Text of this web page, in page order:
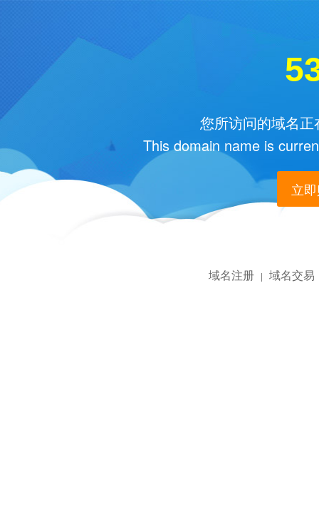
您所访问的域名
This domain name is
立
域名注册 | 域名交易